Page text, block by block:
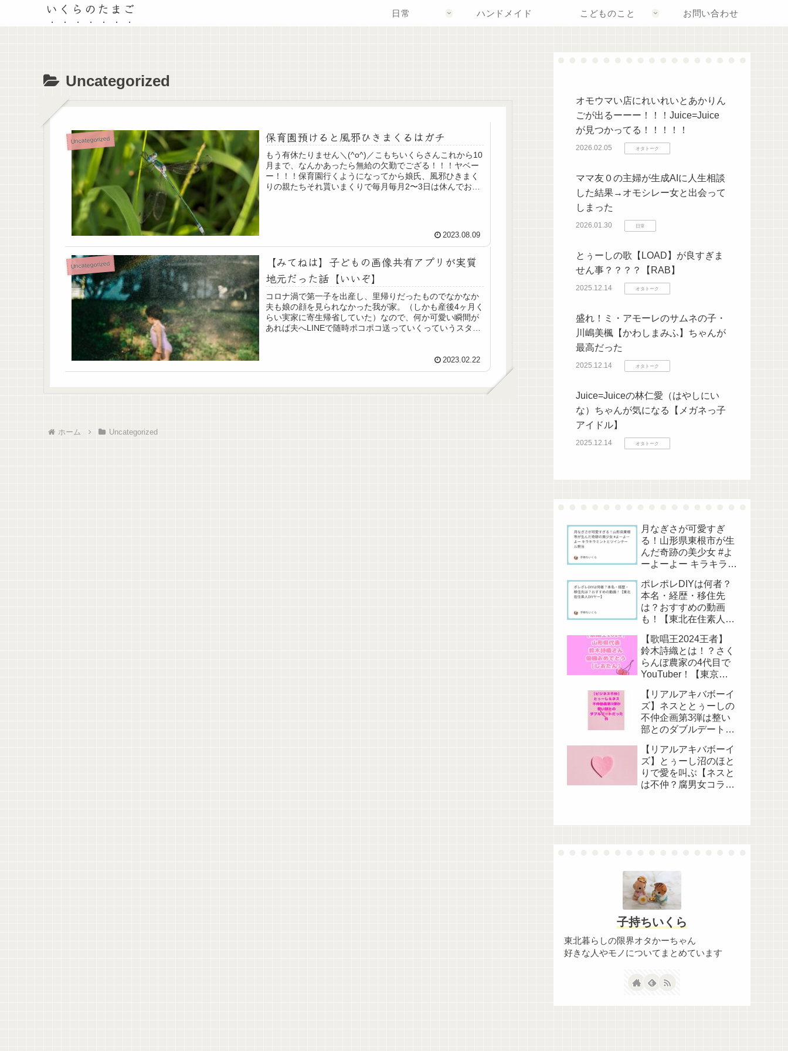
いくらのたまご 日常 ハンドメイド こどものこと お問い合わせ
Uncategorized
Uncategorized 保育園預けると風邪ひきまくるはガチ
もう有休たりません＼(^o^)／こもちいくらさんこれから10
月まで、なんかあったら無給の欠勤でござる！！！ヤベー
ー！！！保育園行くようになってから娘氏、風邪ひきまく
りの親たちそれ貰いまくりで毎月毎月2〜3日は休んでおり
2023.08.09
Uncategorized
【みてねは】子どもの画像共有アプリが実質
地元だった話【いいぞ】
コロナ渦で第一子を出産し、里帰りだったものでなかなか
夫も娘の顔を見られなかった我が家。（しかも産後4ヶ月く
らい実家に寄生帰省していた）なので、何か可愛い瞬間が
あれば夫へLINEで随時ポコポコ送っていくっていうスタイ
2023.02.22
ホーム Uncategorized
オモウマい店にれいれいとあかりん
ごが出るーーー！！！Juice=Juice
が見つかってる！！！！！
2026.02.05 オタトーク
ママ友０の主婦が生成AIに人生相談
した結果→オモシレー女と出会って
しまった
2026.01.30 日常
とぅーしの歌【LOAD】が良すぎま
せん事？？？？【RAB】
2025.12.14 オタトーク
盛れ！ミ・アモーレのサムネの子・
川嶋美楓【かわしまみふ】ちゃんが
最高だった
2025.12.14 オタトーク
Juice=Juiceの林仁愛（はやしにい
な）ちゃんが気になる【メガネっ子
アイドル】
2025.12.14 オタトーク
月なぎさが可愛すぎ
る！山形県東根市が生
んだ奇跡の美少女 #よ
ーよーよー キラキラミ
当
ポレポレDIYは何者？
本名・経歴・移住先
は？おすすめの動画
も！【東北在住素人
【歌唱王2024王者】
鈴木詩織とは！？さく
らんぼ農家の4代目で
YouTuber！【東京藝
【リアルアキバボーイ
ズ】ネスととぅーしの
不仲企画第3弾は整い
部とのダブルデート
【リアルアキバボーイ
ズ】とぅーし沼のほと
りで愛を叫ぶ【ネスと
は不仲？腐男女コラ
子持ちいくら
東北暮らしの限界オタかーちゃん
好きな人やモノについてまとめています